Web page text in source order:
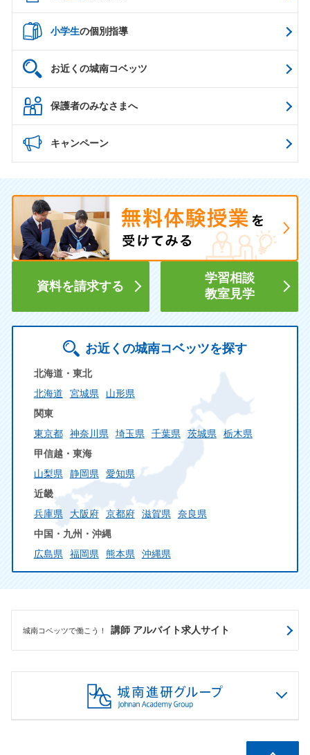
小学生の個別指導
お近くの城南コベッツ
保護者のみなさまへ
キャンペーン
資料を請求する
学習相談
教室見学
お近くの城南コベッツを探す
北海道・東北
北海道
宮城県
山形県
関東
東京都
神奈川県 埼玉県 千葉県 茨城県
栃木県
甲信越・東海
山梨県
静岡県
愛知県
近畿
兵庫県
大阪府 京都府 滋賀県
奈良県
中国・九州・沖縄
広島県
福岡県 熊本県 沖縄県
城南コベッツで働こう！ 講師 アルバイト求人サイト